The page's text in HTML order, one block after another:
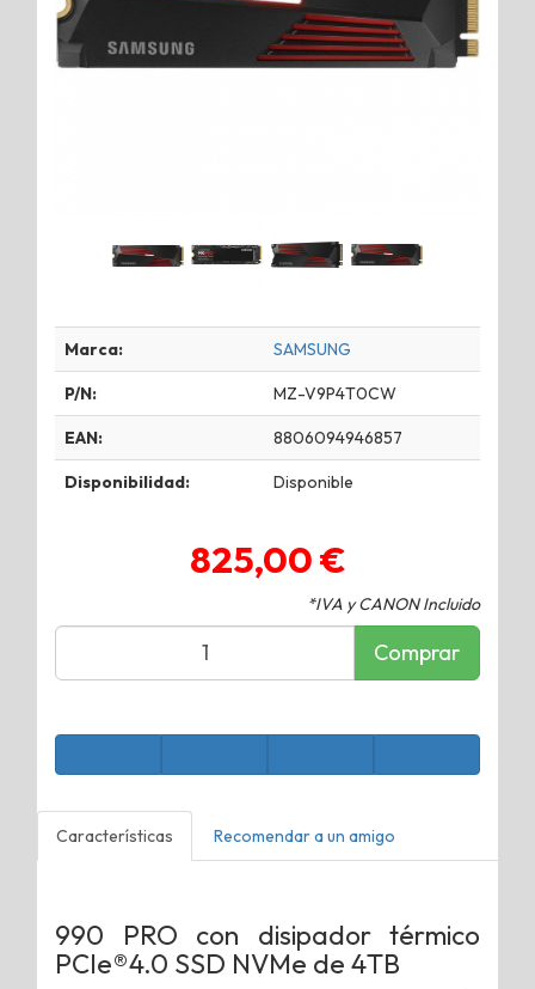
Marca: SAMSUNG
P/N: MZ-V9P4T0CW
EAN: 8806094946857
Disponibilidad: Disponible
825,00 €
*IVA y CANON Incluido
Comprar
Características Recomendar a un amigo
990 PRO con disipador térmico
PCIe®4.0 SSD NVMe de 4TB